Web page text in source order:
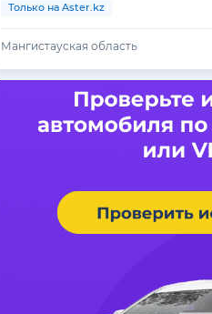
Только на Aster.kz
Мангистауская область